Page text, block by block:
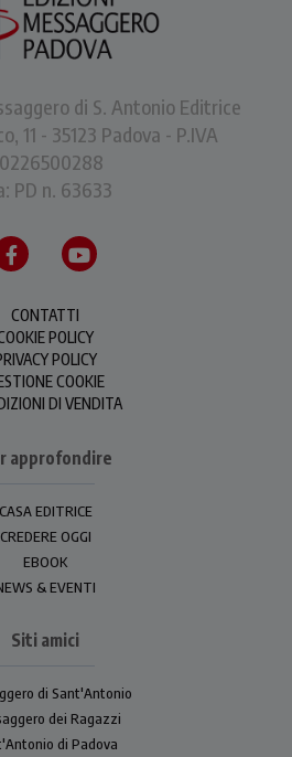
di S. Antonio Editrice
11 - 35123 Padova - P.IVA
PD n. 63633
CONTATTI
POLICY
POLICY
COOKIE
DI VENDITA
approfondire
CASA EDITRICE
CREDERE OGGI
EBOOK
& EVENTI
Siti amici
di Sant'Antonio
dei Ragazzi
di Padova